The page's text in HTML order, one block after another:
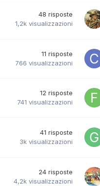
48 risposte
1,2k visualizzazioni
11 risposte
766 visualizzazioni
12 risposte
741 visualizzazioni
41 risposte
3k visualizzazioni
24 risposte
4,2k visualizzazioni